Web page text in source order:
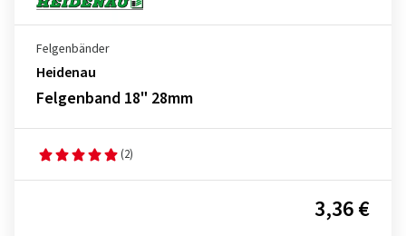
Felgenbänder
Heidenau
Felgenband 18" 28mm
(2)
3,36 €